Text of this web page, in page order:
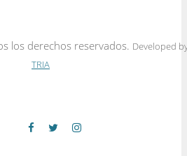
los derechos reservados. Developed
TRIA